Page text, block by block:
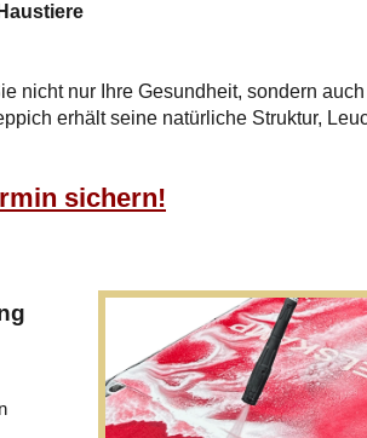
nicht nur Ihre Gesundheit, sondern
erhält seine natürliche Struktur,
sichern!